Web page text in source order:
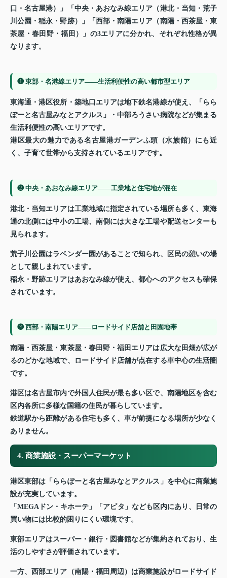
口・名古屋港）」「中央・あおなみ線エリア（港北・当知・荒子
川公園・稲永・野跡）」「西部・南陽エリア（南陽・西茶屋・東
茶屋・春田野・福田）」の3エリアに分かれ、それぞれ性格が異
なります。
❶ 東部・名港線エリア——生活利便性の高い都市型エリア
東海通・港区役所・築地口エリアは地下鉄名港線が使え、「らら
ぽーと名古屋みなとアクルス」・中部ろうさい病院などが集まる
生活利便性の高いエリアです。
港区最大の魅力である名古屋港ガーデンふ頭（水族館）にも近
く、子育て世帯から支持されているエリアです。
❷ 中央・あおなみ線エリア——工業地と住宅地が混在
港北・当知エリアは工業地域に指定されている場所も多く、東海
通の北側には中小の工場、南側には大きな工場や配送センターも
見られます。
荒子川公園はラベンダー園があることで知られ、区民の憩いの場
として親しまれています。
稲永・野跡エリアはあおなみ線が使え、都心へのアクセスも確保
されています。
❸ 西部・南陽エリア——ロードサイド店舗と田園地帯
南陽・西茶屋・東茶屋・春田野・福田エリアは広大な田畑が広が
るのどかな地域で、ロードサイド店舗が点在する車中心の生活圏
です。
港区は名古屋市内で外国人住民が最も多い区で、南陽地区を含む
区内各所に多様な国籍の住民が暮らしています。
鉄道駅から距離がある住宅も多く、車が前提になる場所が少なく
ありません。
4. 商業施設・スーパーマーケット
港区東部は「ららぽーと名古屋みなとアクルス」を中心に商業施
設が充実しています。
「MEGAドン・キホーテ」「アピタ」なども区内にあり、日常の
買い物には比較的困りにくい環境です。
東部エリアはスーパー・銀行・図書館などが集約されており、生
活のしやすさが評価されています。
一方、西部エリア（南陽・福田周辺）は商業施設がロードサイド